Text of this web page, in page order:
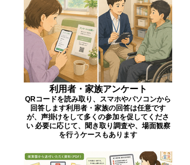
利用者・家族アンケート
QRコードを読み取り、スマホやパソコンから
回答します ​利用者・家族の回答は任意です
が、声掛けをして多くの参加を促してくださ
い 必要に応じて、聞き取り調査や、場面観察
を行うケースもあります